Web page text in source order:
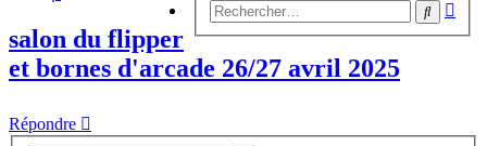
salon du flipper
et bornes d'arcade 26/27 avril 2025
Répondre